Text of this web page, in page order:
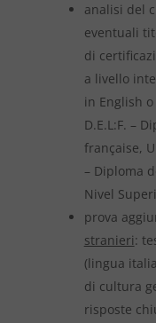
analisi del
eventuali
di
a livello
in English
D.E.L:F. –
française,
– Diploma
Nivel
prova
stranieri:
(lingua
di cultura
risposte